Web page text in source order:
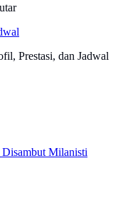
Prestasi, dan Jadwal
Milanisti